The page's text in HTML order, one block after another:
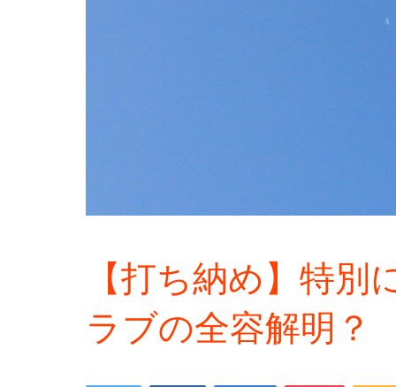
【打ち納め】特
ラブの全容解明？